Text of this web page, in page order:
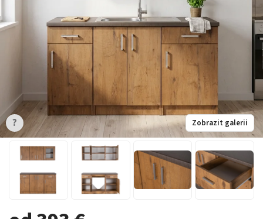
Zobrazit galerii
?